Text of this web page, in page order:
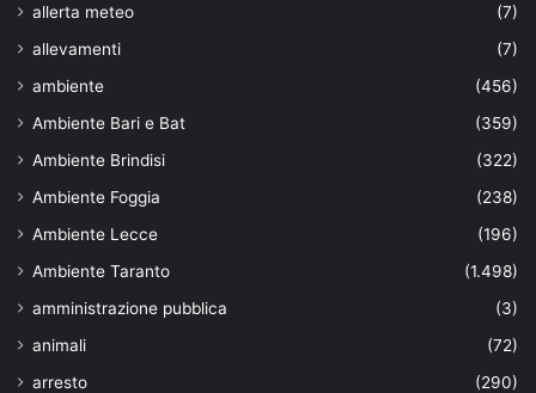
allerta meteo
(7)
allevamenti
(7)
ambiente
(456)
Ambiente Bari e Bat
(359)
Ambiente Brindisi
(322)
Ambiente Foggia
(238)
Ambiente Lecce
(196)
Ambiente Taranto
(1.498)
amministrazione pubblica
(3)
animali
(72)
arresto
(290)